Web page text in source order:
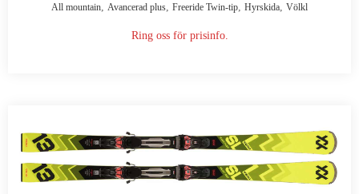
All mountain, Avancerad plus, Freeride Twin-tip, Hyrskida, Völkl
Ring oss för prisinfo.